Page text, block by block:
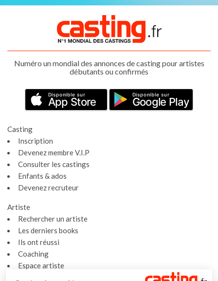
Numéro un mondial des annonces de casting pour artistes
débutants ou confirmés
Disponible sur
App Store
Disponible sur
Google Play
Casting
Inscription
Devenez membre V.I.P
Consulter les castings
Enfants & ados
Devenez recruteur
Artiste
Rechercher un artiste
Les derniers books
Ils ont réussi
Coaching
Espace artiste